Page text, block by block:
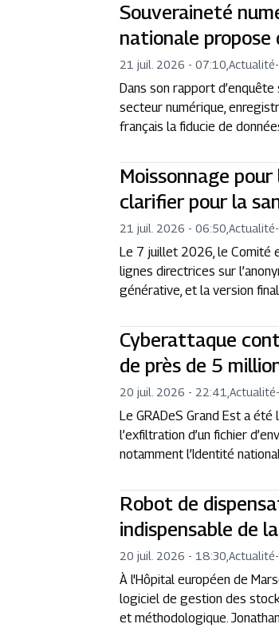
Souveraineté
nationale propose
21 juil. 2026 - 07:10 ,Actualité-
Dans son rapport
secteur numérique,
français la fiducie de
Moissonnage
clarifier pour la
21 juil. 2026 - 06:50 ,Actualité-
Le 7 juillet 2026, le Comité
lignes directrices sur
générative, et la version
Cyberattaque
de près de 5
20 juil. 2026 - 22:41 ,Actualité
Le GRADeS Grand Est a
l’exfiltration d’un fichier
notamment l’Identité
Robot de
indispensable de
20 juil. 2026 - 18:30 ,Actualité-
À l'Hôpital européen de
logiciel de gestion des
et méthodologique.